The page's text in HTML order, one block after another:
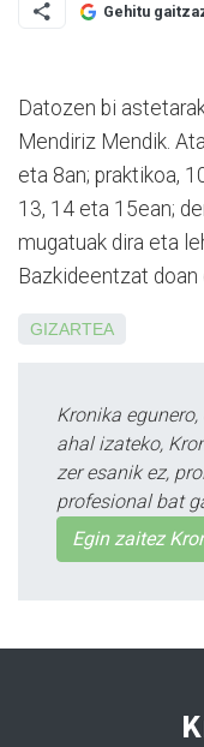
Gehitu
Datozen bi
Mendiriz Mendik.
eta 8an; praktikoa,
13, 14 eta 15ean;
mugatuak dira eta
Bazkide­en­­tzat doan
GIZARTEA
Kronika
ahal izateko,
zer esanik ez,
profesional bat
Egin zaitez